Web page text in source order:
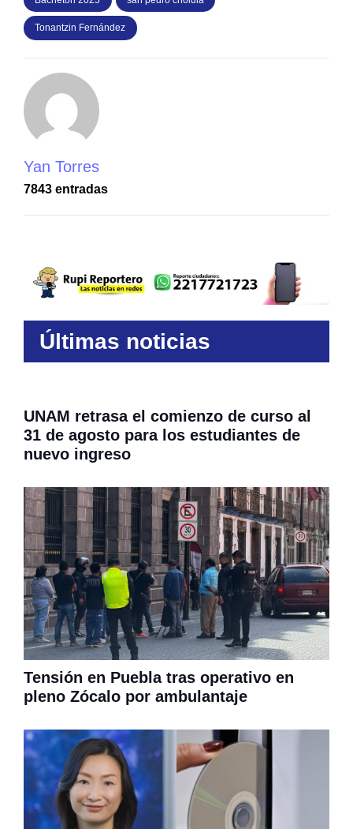
Tonantzin Fernández
Yan Torres
7843 entradas
Últimas noticias
UNAM retrasa el comienzo de curso al
31 de agosto para los estudiantes de
nuevo ingreso
Tensión en Puebla tras operativo en
pleno Zócalo por ambulantaje